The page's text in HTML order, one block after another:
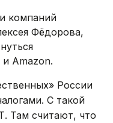
компаний
Фёдорова,
Amazon.
России
С такой
Там считают, что